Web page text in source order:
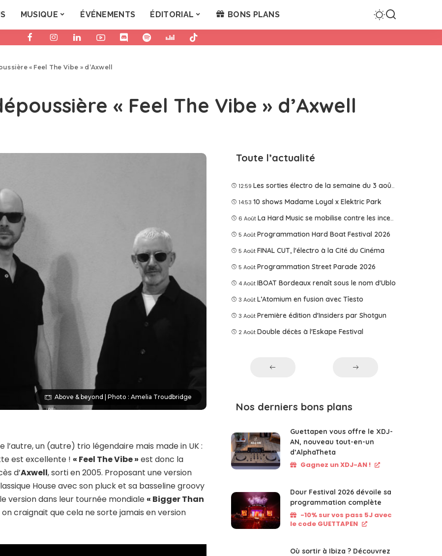
MUSIQUE ÉVÉNEMENTS ÉDITORIAL BONS PLANS
« Feel The Vibe » d’Axwell
« Feel The Vibe » d’Axwell
Above & beyond | Photo : Amelia Troudbridge
l’autre, un (autre) trio légendaire mais made in UK :
est excellente ! « Feel The Vibe » est donc la
d’Axwell, sorti en 2005. Proposant une version
House avec son pluck et sa basseline groovy
version dans leur tournée mondiale « Bigger Than
craignait que cela ne sorte jamais en version
Toute l’actualité
12:59 Les sorties électro de la semaine du 3 août 2026
14:53 10 shows Madame Loyal x Elektric Park
6 Août La Hard Music se mobilise contre les incendies
5 Août Programmation Hard Boat Festival 2026
5 Août FINAL CUT, l'électro à la Cité du Cinéma
5 Août Programmation Street Parade 2026
4 Août IBOAT Bordeaux renaît sous le nom d'Ublo
3 Août L’Atomium en fusion avec Tîesto
3 Août Première édition d'Insiders par Shotgun
2 Août Double décès à l'Eskape Festival
Nos derniers bons plans
Guettapen vous offre le XDJ-
AN, nouveau tout-en-un
d’AlphaTheta
Gagnez un XDJ-AN !
Dour Festival 2026 dévoile sa
programmation complète
-10% sur vos pass 5J avec
le code GUETTAPEN
Où sortir à Ibiza ? Découvrez